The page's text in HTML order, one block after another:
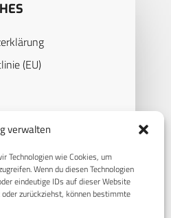
verwalten
Technologien wie Cookies, um
Wenn du diesen Technologien
eindeutige IDs auf dieser Website
zurückziehst, können bestimmte
(EU)